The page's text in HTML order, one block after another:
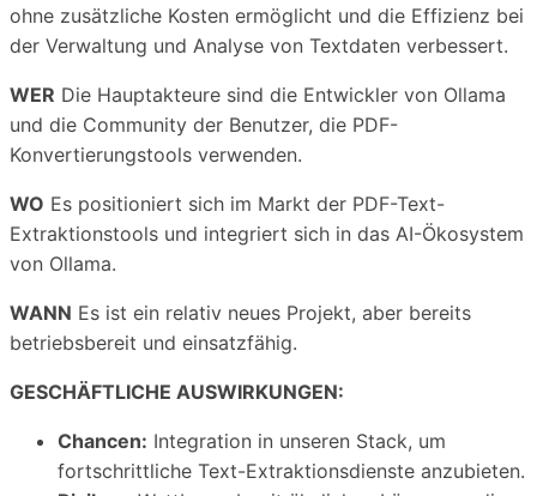
ohne zusätzliche Kosten ermöglicht und die Effizienz bei
der Verwaltung und Analyse von Textdaten verbessert.
WER Die Hauptakteure sind die Entwickler von Ollama
und die Community der Benutzer, die PDF-
Konvertierungstools verwenden.
WO Es positioniert sich im Markt der PDF-Text-
Extraktionstools und integriert sich in das AI-Ökosystem
von Ollama.
WANN Es ist ein relativ neues Projekt, aber bereits
betriebsbereit und einsatzfähig.
GESCHÄFTLICHE AUSWIRKUNGEN:
Chancen: Integration in unseren Stack, um
fortschrittliche Text-Extraktionsdienste anzubieten.